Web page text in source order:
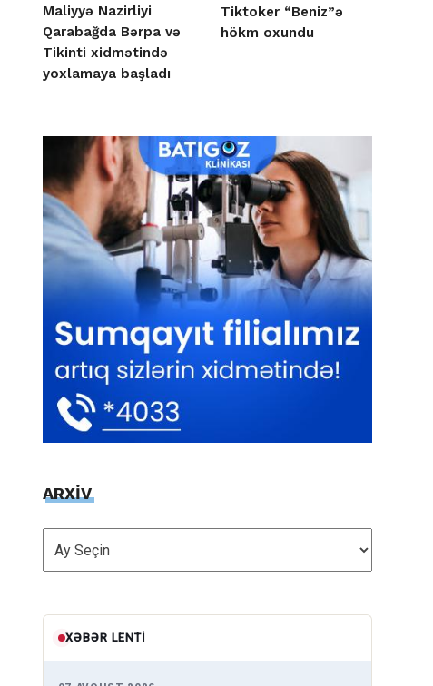
Maliyyə Nazirliyi
Qarabağda Bərpa və
Tikinti xidmətində
yoxlamaya başladı
Tiktoker “Beniz”ə
hökm oxundu
ARXİV
ARXİV
XƏBƏR LENTI